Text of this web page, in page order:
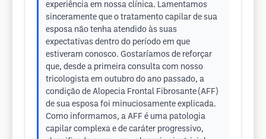
experiência em nossa clínica. Lamentamos
sinceramente que o tratamento capilar de sua
esposa não tenha atendido às suas
expectativas dentro do período em que
estiveram conosco. Gostaríamos de reforçar
que, desde a primeira consulta com nosso
tricologista em outubro do ano passado, a
condição de Alopecia Frontal Fibrosante (AFF)
de sua esposa foi minuciosamente explicada.
Como informamos, a AFF é uma patologia
capilar complexa e de caráter progressivo,